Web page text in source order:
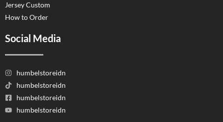
Jersey Custom
How to Order
Social Media
humbelstoreidn
humbelstoreidn
humbelstoreidn
humbelstoreidn